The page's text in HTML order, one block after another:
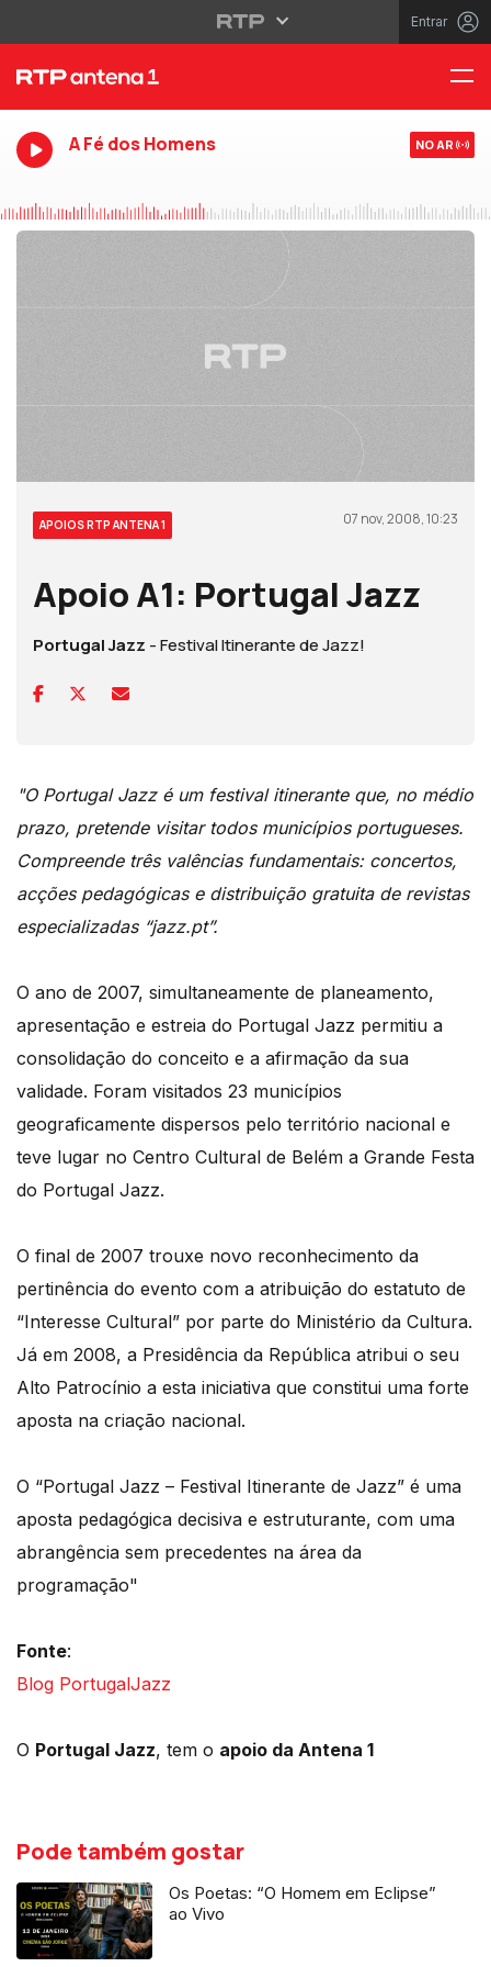
Entrar
A Fé dos Homens NO AR
APOIOS RTP ANTENA 1 07 nov, 2008, 10:23
Apoio A1: Portugal Jazz
Portugal Jazz - Festival Itinerante de Jazz!
"O Portugal Jazz é um festival itinerante que, no médio
prazo, pretende visitar todos municípios portugueses.
Compreende três valências fundamentais: concertos,
acções pedagógicas e distribuição gratuita de revistas
especializadas “jazz.pt”.
O ano de 2007, simultaneamente de planeamento,
apresentação e estreia do Portugal Jazz permitiu a
consolidação do conceito e a afirmação da sua
validade. Foram visitados 23 municípios
geograficamente dispersos pelo território nacional e
teve lugar no Centro Cultural de Belém a Grande Festa
do Portugal Jazz.
O final de 2007 trouxe novo reconhecimento da
pertinência do evento com a atribuição do estatuto de
“Interesse Cultural” por parte do Ministério da Cultura.
Já em 2008, a Presidência da República atribui o seu
Alto Patrocínio a esta iniciativa que constitui uma forte
aposta na criação nacional.
O “Portugal Jazz – Festival Itinerante de Jazz” é uma
aposta pedagógica decisiva e estruturante, com uma
abrangência sem precedentes na área da
programação"
Fonte:
Blog PortugalJazz
O Portugal Jazz, tem o apoio da Antena 1
Pode também gostar
Os Poetas: “O Homem em Eclipse”
ao Vivo